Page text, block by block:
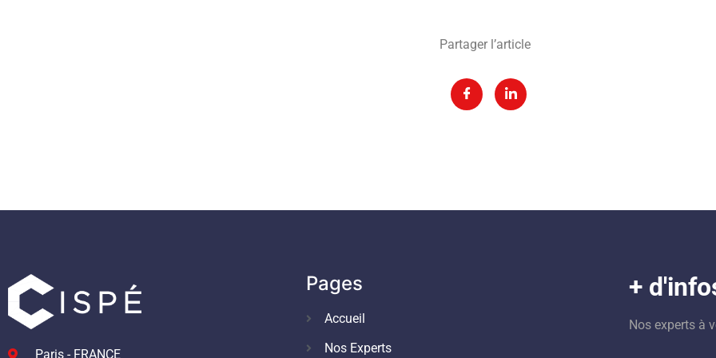
Partager l’article
Paris - FRANCE
Pages
Accueil
Nos Experts
+
Nos experts à